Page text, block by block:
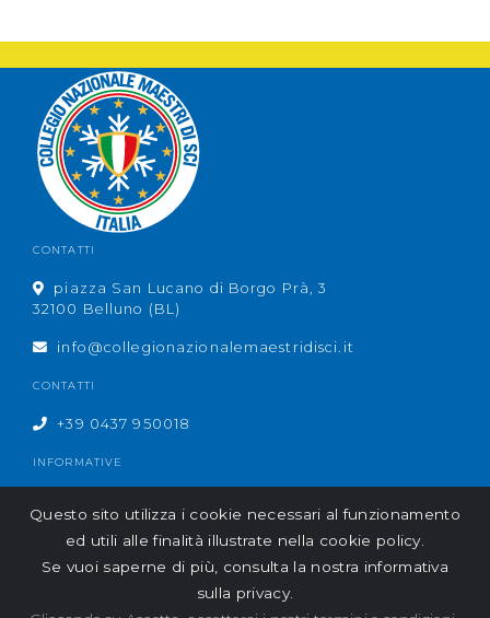
CONTATTI
piazza San Lucano di Borgo Prà, 3
32100 Belluno (BL)
info@collegionazionalemaestridisci.it
CONTATTI
+39 0437 950018
INFORMATIVE
PRIVACY & COOKIE
CREDITS
97553930013 - Piazza San Lucano di Borgo Prà, 3 32100 Belluno (BL) -
Questo sito utilizza i cookie necessari al funzionamento
ed utili alle finalità illustrate nella cookie policy.
Se vuoi saperne di più, consulta la nostra informativa
sulla privacy.